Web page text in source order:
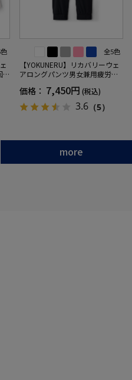
復
全5色
【YOKUNERU】リカバリーウェ
アロングパンツ男女兼用疲労回
IX(R)【一般医療機器】SS～LLサ
イズ
価格： 7,450円 (税込)
3.6 （5）
more